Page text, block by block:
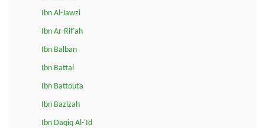
Ibn Al-Jawzi
Ibn Ar-Rif'ah
Ibn Balban
Ibn Battal
Ibn Battouta
Ibn Bazizah
Ibn Daqiq Al-'Id